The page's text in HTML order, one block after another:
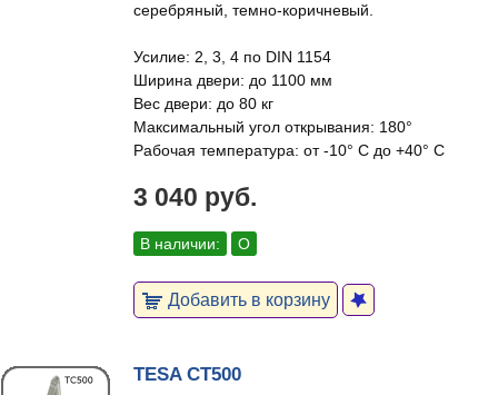
серебряный, темно-коричневый.
Усилие: 2, 3, 4 по DIN 1154
Ширина двери: до 1100 мм
Вес двери: до 80 кг
Максимальный угол открывания: 180°
Рабочая температура: от -10° С до +40° С
3 040 руб.
В наличии: О
Добавить в корзину
TESA CT500